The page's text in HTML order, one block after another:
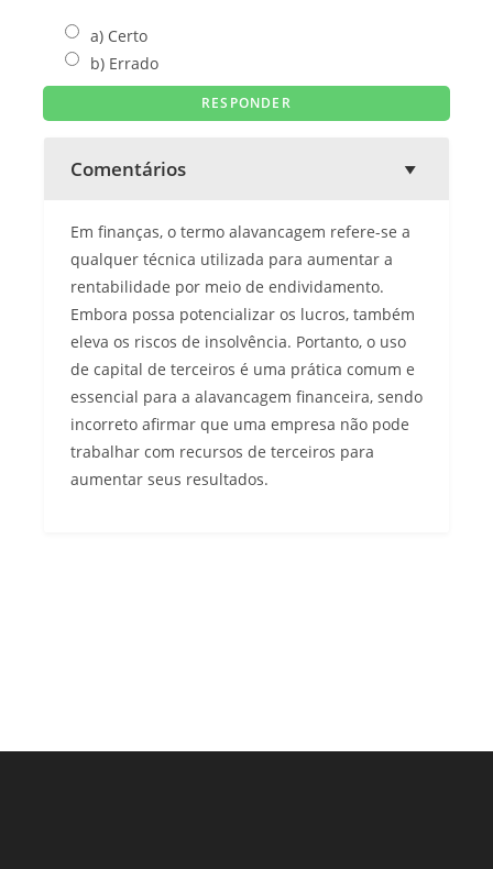
a) Certo
b) Errado
Comentários
Em finanças, o termo alavancagem refere-se a
qualquer técnica utilizada para aumentar a
rentabilidade por meio de endividamento.
Embora possa potencializar os lucros, também
eleva os riscos de insolvência. Portanto, o uso
de capital de terceiros é uma prática comum e
essencial para a alavancagem financeira, sendo
incorreto afirmar que uma empresa não pode
trabalhar com recursos de terceiros para
aumentar seus resultados.